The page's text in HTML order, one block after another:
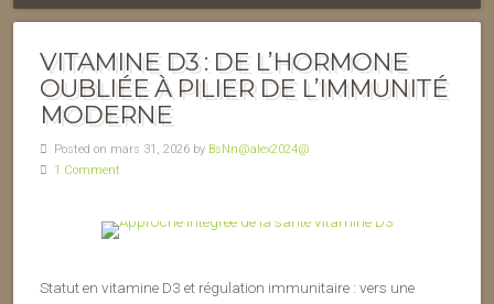
VITAMINE D3 : DE L’HORMONE
OUBLIÉE À PILIER DE L’IMMUNITÉ
MODERNE
Posted on mars 31, 2026 by BsNn@alex2024@
1 Comment
Statut en vitamine D3 et régulation immunitaire : vers une